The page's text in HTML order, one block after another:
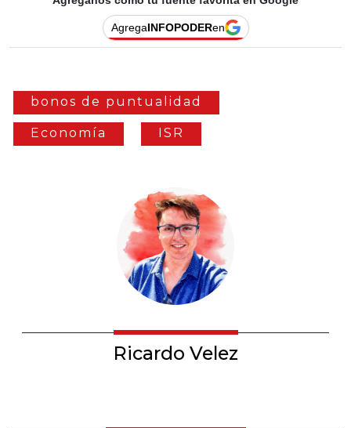
AgregaINFOPODERen
bonos de puntualidad
Economía ISR
Ricardo Velez